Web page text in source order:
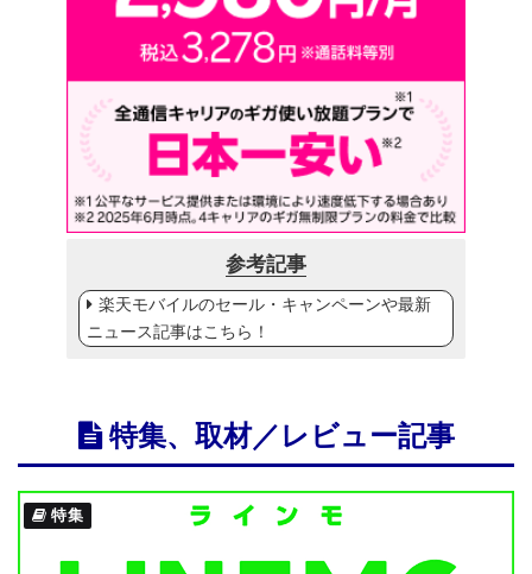
参考記事
楽天モバイルのセール・キャンペーンや最新
ニュース記事はこちら！
特集、取材／レビュー記事
特集